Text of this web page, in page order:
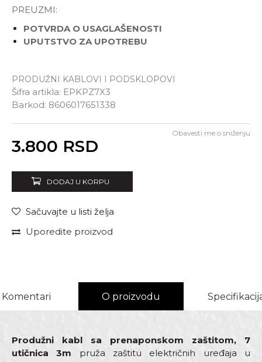
PRODUŽNI KABLOVI I PODSKLOPOVI
Šifra artikla: EPKPZ7X3
Barkod: 8606017651338
PREUZMI:
POTVRDA O USAGLAŠENOSTI
UPUTSTVO ZA UPOTREBU
3.800 RSD
Obavesti me o sniženju
DODAJ U KORPU
Sačuvajte u listi želja
Uporedite proizvod
Komentari O proizvodu
Produžni kabl sa prenaponskom zaštitom, 7
utičnica 3m pruža zaštitu električnih uređaja u